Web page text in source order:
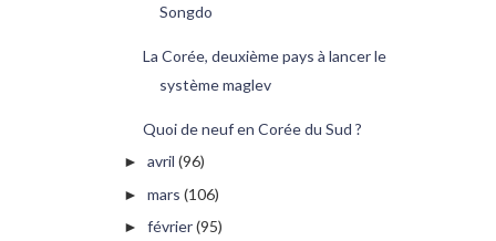
Songdo
La Corée, deuxième pays à lancer le
système maglev
Quoi de neuf en Corée du Sud ?
► avril (96)
► mars (106)
► février(95)